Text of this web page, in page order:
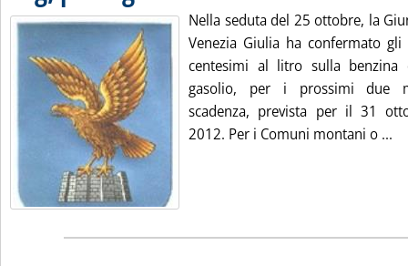
Nella seduta del 25 ottobre, la
Venezia Giulia ha confermato
centesimi al litro sulla
gasolio, per i prossimi due
scadenza, prevista per il 31
2012. Per i Comuni montani o ...